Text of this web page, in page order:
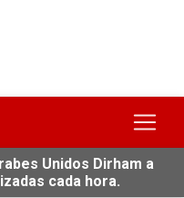
Unidos Dirham a
cada hora.